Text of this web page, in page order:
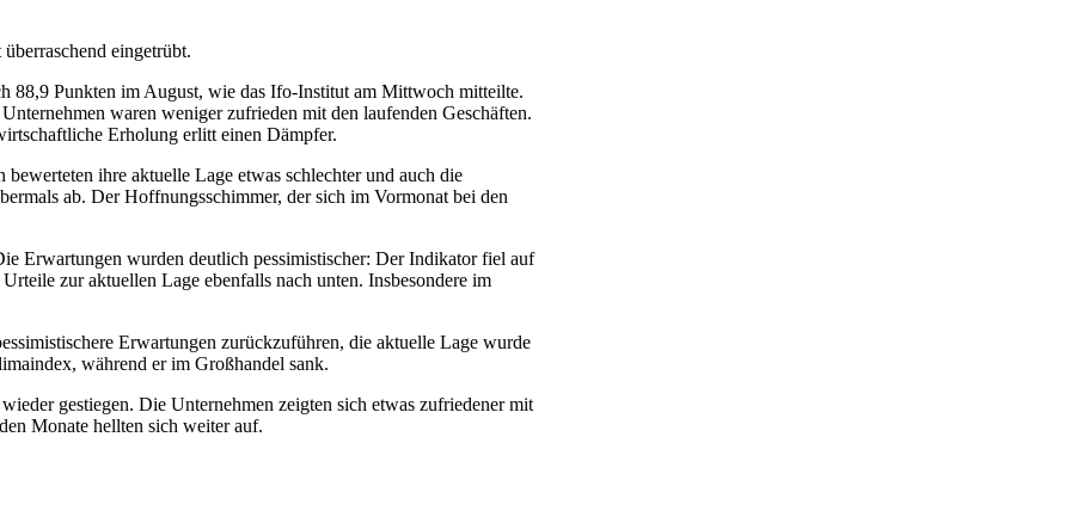
eingetrübt.
88,9 Punkten im August, wie das Ifo-Institut am Mittwoch mitteilte.
waren weniger zufrieden mit den laufenden Geschäften.
Erholung erlitt einen Dämpfer.
ihre aktuelle Lage etwas schlechter und auch die
ab. Der Hoffnungsschimmer, der sich im Vormonat bei den
Erwartungen wurden deutlich pessimistischer: Der Indikator fiel auf
zur aktuellen Lage ebenfalls nach unten. Insbesondere im
Erwartungen zurückzuführen, die aktuelle Lage wurde
während er im Großhandel sank.
gestiegen. Die Unternehmen zeigten sich etwas zufriedener mit
Monate hellten sich weiter auf.